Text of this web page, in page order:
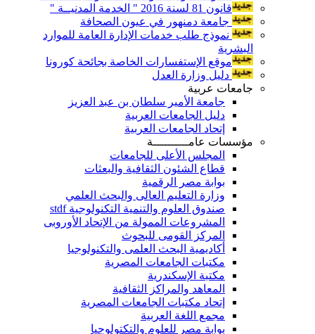
قانون 81 لسنة 2016 " الخدمة المدنيــة "
جامعة دمنهور في عيون الصحافة
نموذج طلب خدمات الإدارة العامة للموارد
البشرية
موقع الإستفسارات الخاصة بجائحة كورونا
دليل وزارة العدل
جامعات عربية
جامعة الأمير سلطان بن عبد العزيز
دليل الجامعات العربية
إتحاد الجامعات العربية
مؤسسات عامــــــــــة
المجلس الأعلى للجامعات
قطاع الشئون الثقافية والبعثات
بوابة مصر الرقمية
وزارة التعليم العالى والبحث العلمي
صندوق العلوم والتنمية التكنولوجية stdf
المشروعات الممولة من الإتحاد الأوروبى
المركز القومى للبحوث
أكاديمية البحث العلمى والتكنولوجيا
مكتبات الجامعات المصرية
مكتبة الإسكندرية
المعاهد والمراكز الثقافية
إتحاد مكتبات الجامعات المصرية
مجمع اللغة العربية
بوابة مصر للعلوم والتكتولوجيا